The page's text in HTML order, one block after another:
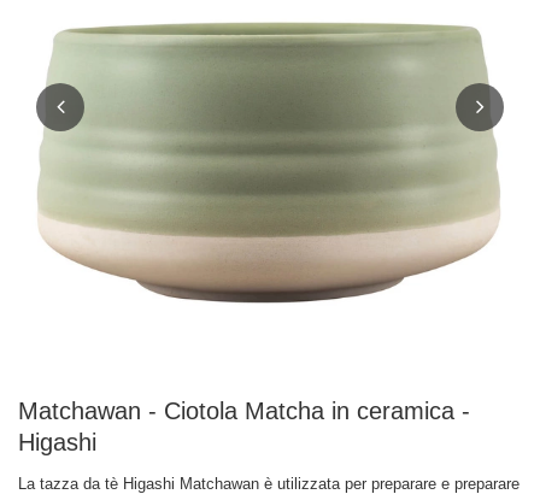
Matchawan - Ciotola Matcha in ceramica -
Higashi
La tazza da tè Higashi Matchawan è utilizzata per preparare e preparare